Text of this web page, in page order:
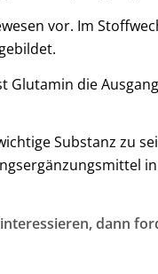
vor. Im
Glutamin die
Substanz zu
dann